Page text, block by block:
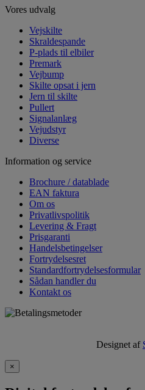
Vores udvalg
Vejskilte
Skraldespande
P-plads til elbiler
Premark
Vejbump
Skilte opsat i jern
Jern til skilte
Pullert
Signalanlæg
Vejudstyr
Diverse
Information og service
Brochure / datablade
EAN faktura
Om os
Privatlivspolitik
Levering & Fragt
Prisgaranti
Handelsbetingelser
Fortrydelsesret
Standardfortrydelsesformular
Sådan handler du
Kontakt os
Designet af
×